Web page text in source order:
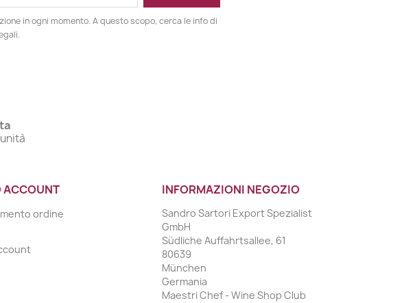
in ogni momento. A questo scopo, cerca le info di
ACCOUNT
ordine
INFORMAZIONI NEGOZIO
Sandro Sartori Export Spezialist
GmbH
Südliche Auffahrtsallee, 61
80639
München
Germania
Maestri Chef - Wine Shop Club